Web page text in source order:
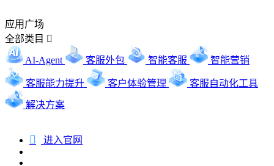
应用广场
全部类目 
AI-Agent 客服外包 智能客服 智能营销
客服能力提升 客户体验管理 客服自动化工具
解决方案
 进入官网